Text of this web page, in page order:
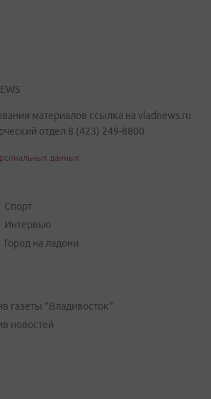
материалов ссылка на vladnews.ru
отдел 8 (423) 249-8800
данных
Спорт
Интервью
Город на ладони
газеты "Владивосток"
новостей